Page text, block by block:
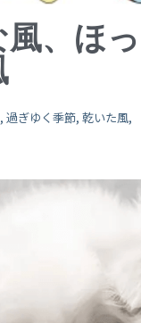
、ほっ
過ぎゆく季節, 乾いた風,